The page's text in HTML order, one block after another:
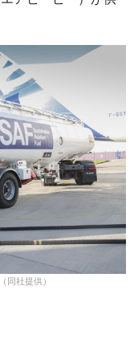
同社提供）